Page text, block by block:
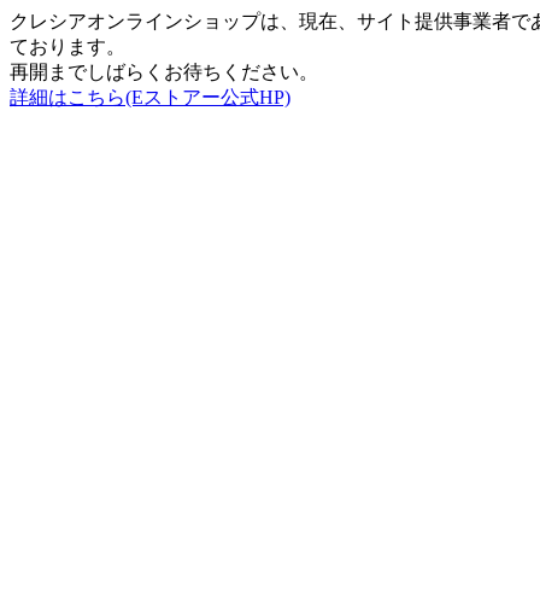
クレシアオンラインショップは、現在、サイト提供事業者
ております。
再開までしばらくお待ちください。
詳細はこちら(Eストアー公式HP)